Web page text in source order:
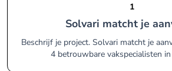
1
Solvari matcht je
Beschrijf je project. Solvari matcht je
4 betrouwbare vakspecialisten